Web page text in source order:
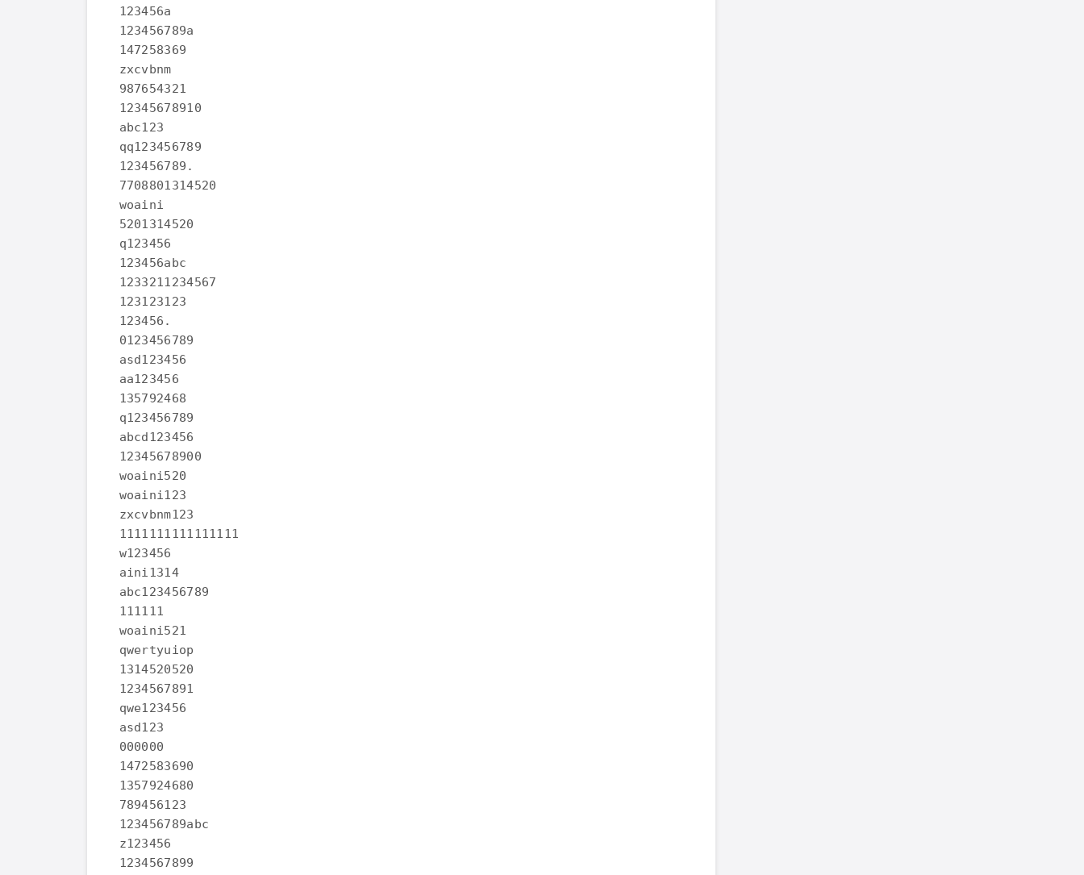
123456a
123456789a
147258369
zxcvbnm
987654321
12345678910
abc123
qq123456789
123456789.
7708801314520
woaini
5201314520
q123456
123456abc
1233211234567
123123123
123456.
0123456789
asd123456
aa123456
135792468
q123456789
abcd123456
12345678900
woaini520
woaini123
zxcvbnm123
1111111111111111
w123456
aini1314
abc123456789
111111
woaini521
qwertyuiop
1314520520
1234567891
qwe123456
asd123
000000
1472583690
1357924680
789456123
123456789abc
z123456
1234567899